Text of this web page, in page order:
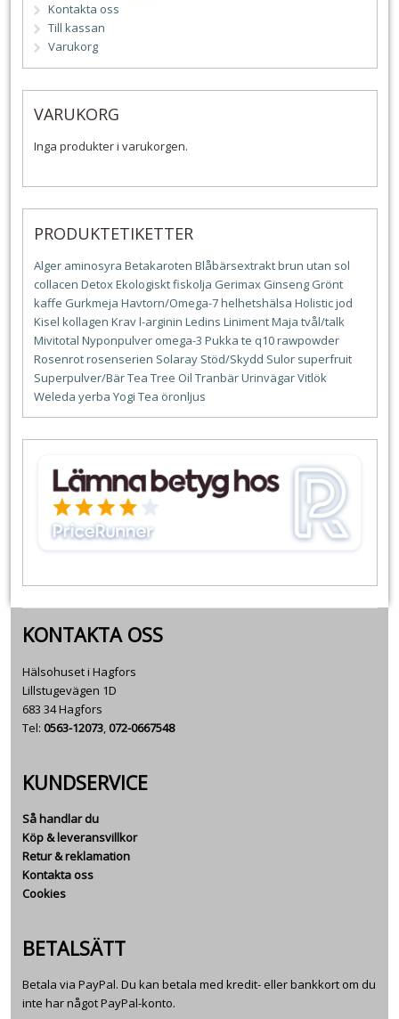
Kontakta oss
Till kassan
Varukorg
VARUKORG
Inga produkter i varukorgen.
PRODUKTETIKETTER
Alger aminosyra Betakaroten Blåbärsextraktbrun utan sol
collacen DetoxEkologisktfiskolja Gerimax Ginseng Grönt
kaffe Gurkmeja Havtorn/Omega-7helhetshälsa Holisticjod
Kisel kollagen Kravl-arginin Ledins LinimentMaja tvål/talk
Mivitotal Nyponpulver omega-3 Pukka te q10rawpowder
Rosenrotrosenserien Solaray Stöd/Skydd Sulor superfruit
Superpulver/BärTea Tree Oil TranbärUrinvägarVitlök
Weleda yerba Yogi Tea öronljus
KONTAKTA OSS
Hälsohuset i Hagfors
Lillstugevägen 1D
683 34 Hagfors
Tel: 0563-12073,072-0667548
KUNDSERVICE
Så handlar du
Köp & leveransvillkor
Retur & reklamation
Kontakta oss
Cookies
BETALSÄTT
Betala via PayPal. Du kan betala med kredit- eller bankkort om du
inte har något PayPal-konto.